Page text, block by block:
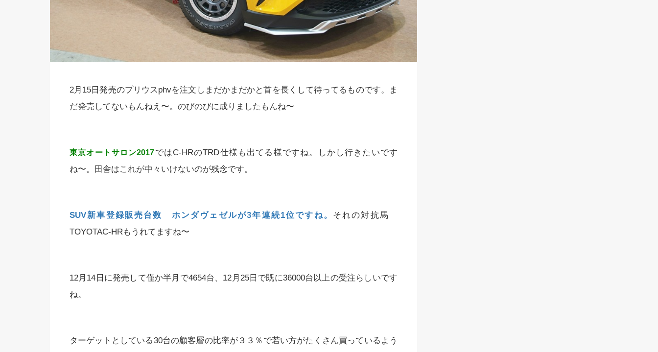
2月15日発売のプリウスphvを注文しまだかまだかと首を長くして待ってるものです。ま
だ発売してないもんねえ〜。のびのびに成りましたもんね〜
東京オートサロン2017ではC-HRのTRD仕様も出てる様ですね。しかし行きたいです
ね〜。田舎はこれが中々いけないのが残念です。
SUV新車登録販売台数 ホンダヴェゼルが3年連続1位ですね。 それの対抗馬
TOYOTAC-HRもうれてますね〜
12月14日に発売して僅か半月で4654台、12月25日で既に36000台以上の受注らしいです
ね。
ターゲットとしている30台の顧客層の比率が３３％で若い方がたくさん買っているよう